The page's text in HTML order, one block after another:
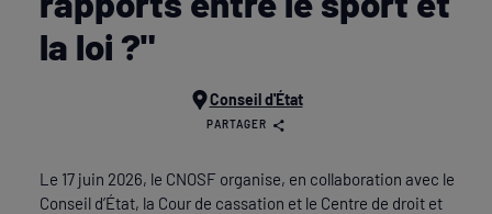
la loi ?"
Conseil d'État
PARTAGER
Le 17 juin 2026, le CNOSF organise, en collaboration avec le
Conseil d’État, la Cour de cassation et le Centre de droit et